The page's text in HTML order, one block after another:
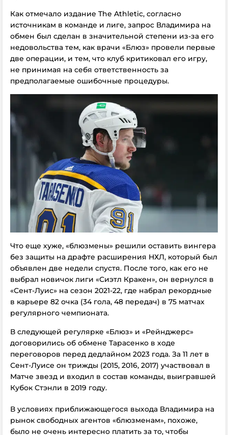
Как отмечало издание The Athletic, согласно
источникам в команде и лиге, запрос Владимира на
обмен был сделан в значительной степени из-за его
недовольства тем, как врачи «Блюз» провели первые
две операции, и тем, что клуб критиковал его игру,
не принимая на себя ответственность за
предполагаемые ошибочные процедуры.
Что еще хуже, «блюзмены» решили оставить вингера
без защиты на драфте расширения НХЛ, который был
объявлен две недели спустя. После того, как его не
выбрал новичок лиги «Сиэтл Кракен», он вернулся в
«Сент-Луис» на сезон 2021-22, где набрал рекордные
в карьере 82 очка (34 гола, 48 передач) в 75 матчах
регулярного чемпионата.
В следующей регулярке «Блюз» и «Рейнджерс»
договорились об обмене Тарасенко в ходе
переговоров перед дедлайном 2023 года. За 11 лет в
Сент-Луисе он трижды (2015, 2016, 2017) участвовал в
Матче звезд и входил в состав команды, выигравшей
Кубок Стэнли в 2019 году.
В условиях приближающегося выхода Владимира на
рынок свободных агентов «блюзменам», похоже,
было не очень интересно платить за то, чтобы